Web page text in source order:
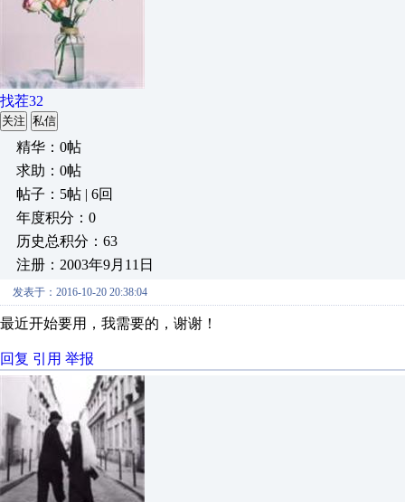
找茬32
关注 私信
精华：0帖
求助：0帖
帖子：5帖 | 6回
年度积分：0
历史总积分：63
注册：2003年9月11日
发表于：2016-10-20 20:38:04
最近开始要用，我需要的，谢谢！
回复 引用 举报